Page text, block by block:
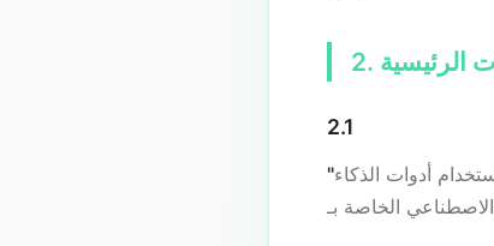
الرئيسية
2.1
أدوات الذكاء
الاصطناعي الخاصة بـ